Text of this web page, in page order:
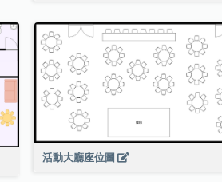
活動大廳座位圖